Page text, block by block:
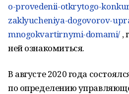
o-provedenii-otkrytogo-
zaklyucheniya-dogovorov-
mnogokvartirnymi-domami/,
ней ознакомиться.
В августе 2020 года
по определению